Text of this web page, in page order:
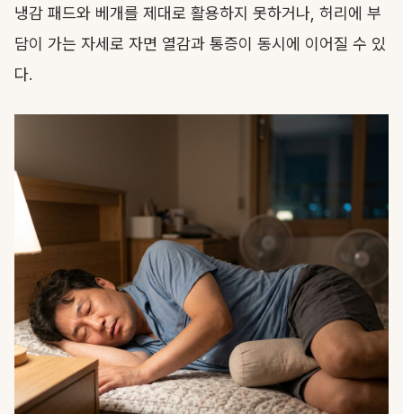
냉감 패드와 베개를 제대로 활용하지 못하거나, 허리에 부
담이 가는 자세로 자면 열감과 통증이 동시에 이어질 수 있
다.